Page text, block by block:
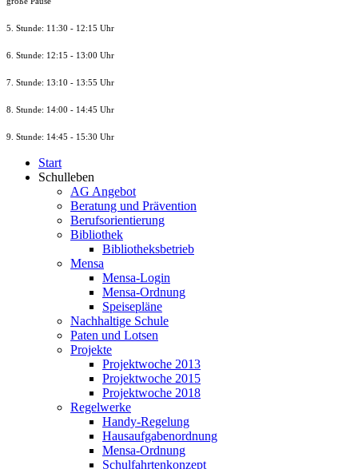
5. Stunde: 11:30 - 12:15 Uhr
6. Stunde: 12:15 - 13:00 Uhr
7. Stunde: 13:10 - 13:55 Uhr
8. Stunde: 14:00 - 14:45 Uhr
9. Stunde: 14:45 - 15:30 Uhr
Start
Schulleben
AG Angebot
Beratung und Prävention
Berufsorientierung
Bibliothek
Bibliotheksbetrieb
Mensa
Mensa-Login
Mensa-Ordnung
Speisepläne
Nachhaltige Schule
Paten und Lotsen
Projekte
Projektwoche 2013
Projektwoche 2015
Projektwoche 2018
Regelwerke
Handy-Regelung
Hausaufgabenordnung
Mensa-Ordnung
Schulfahrtenkonzept